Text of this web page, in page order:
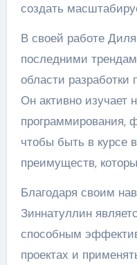
создать
В своей работе
последними
области разработки
Он активно изучает
программирования,
чтобы быть в курсе
преимуществ,
Благодаря своим
Зиннатуллин
способным
проектах и